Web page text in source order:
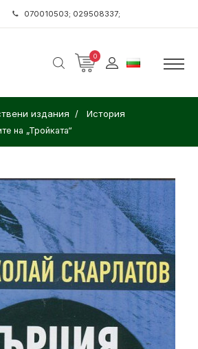
070010503; 029508337;
0
издания История
на „Тройката“